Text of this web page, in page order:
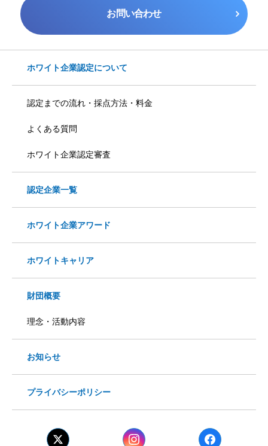
お問い合わせ
ホワイト企業認定について
認定までの流れ・採点方法・料金
よくある質問
ホワイト企業認定審査
認定企業一覧
ホワイト企業アワード
ホワイトキャリア
財団概要
理念・活動内容
お知らせ
プライバシーポリシー